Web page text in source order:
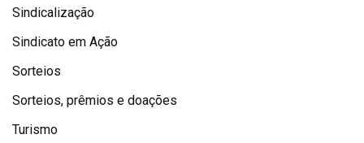
Sindicalização
Sindicato em Ação
Sorteios
Sorteios, prêmios e doações
Turismo